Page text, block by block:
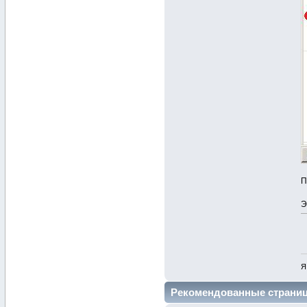
Я
Рекомендованные